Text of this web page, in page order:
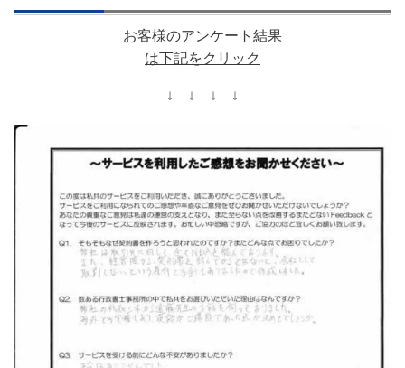
お客様のアンケート 結果
は下記をクリック
↓ ↓ ↓ ↓